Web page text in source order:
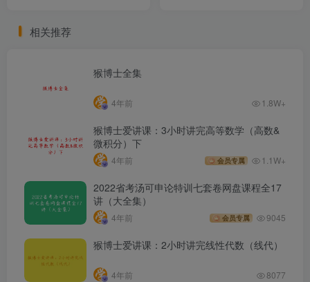
相关推荐
猴博士全集
4年前 1.8W+
猴博士爱讲课：3小时讲完高等数学（高数&
微积分）下
4年前 会员专属 1.1W+
2022省考汤可申论特训七套卷网盘课程全17
讲（大全集）
4年前 会员专属 9045
猴博士爱讲课：2小时讲完线性代数（线代）
4年前 8077